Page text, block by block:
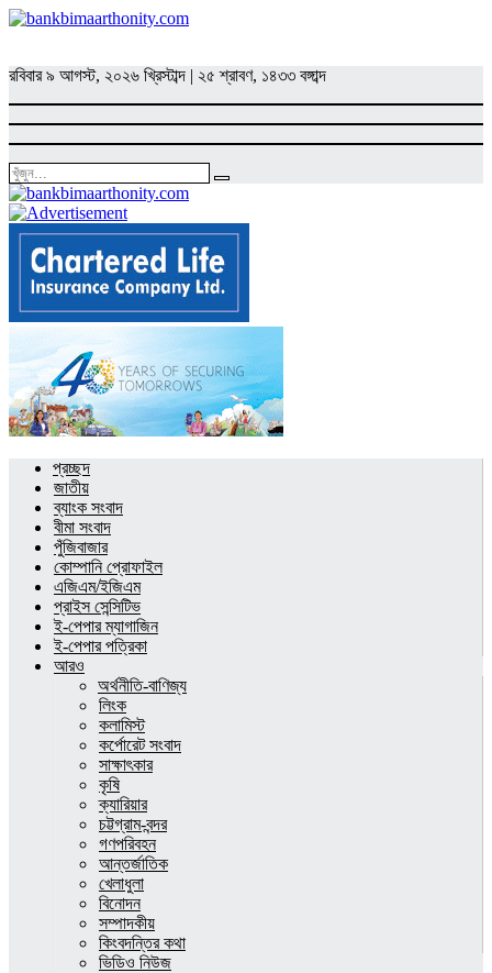
রবিবার ৯ আগস্ট, ২০২৬ খ্রিস্টাব্দ | ২৫ শ্রাবণ, ১৪৩৩ বঙ্গাব্দ
প্রচ্ছদ
জাতীয়
ব্যাংক সংবাদ
বীমা সংবাদ
পুঁজিবাজার
কোম্পানি প্রোফাইল
এজিএম/ইজিএম
প্রাইস সেন্সিটিভ
ই-পেপার ম্যাগাজিন
ই-পেপার পত্রিকা
আরও
অর্থনীতি-বাণিজ্য
লিংক
কলামিস্ট
কর্পোরেট সংবাদ
সাক্ষাৎকার
কৃষি
ক্যারিয়ার
চট্টগ্রাম-বন্দর
গণপরিবহন
আন্তর্জাতিক
খেলাধুলা
বিনোদন
সম্পাদকীয়
কিংবদন্তির কথা
ভিডিও নিউজ